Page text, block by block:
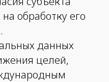
обработку его
данных
целей,